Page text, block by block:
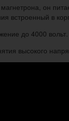
он
встроенный в
до 4000
высокого